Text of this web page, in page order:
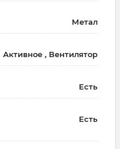
Метал
Активное , Вентилятор
Есть
Есть